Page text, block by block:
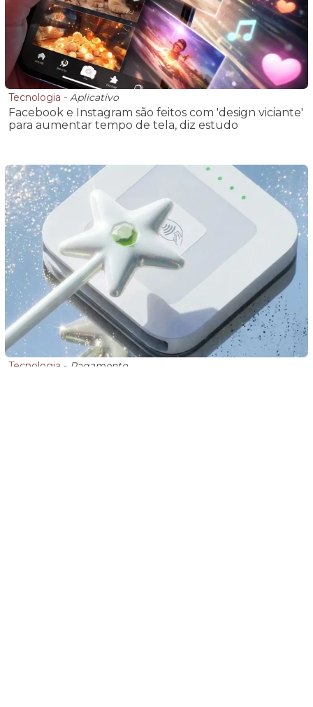
Tecnologia - Aplicativo
Facebook e Instagram são feitos com 'design viciante'
para aumentar tempo de tela, diz estudo
Tecnologia - Pagamento